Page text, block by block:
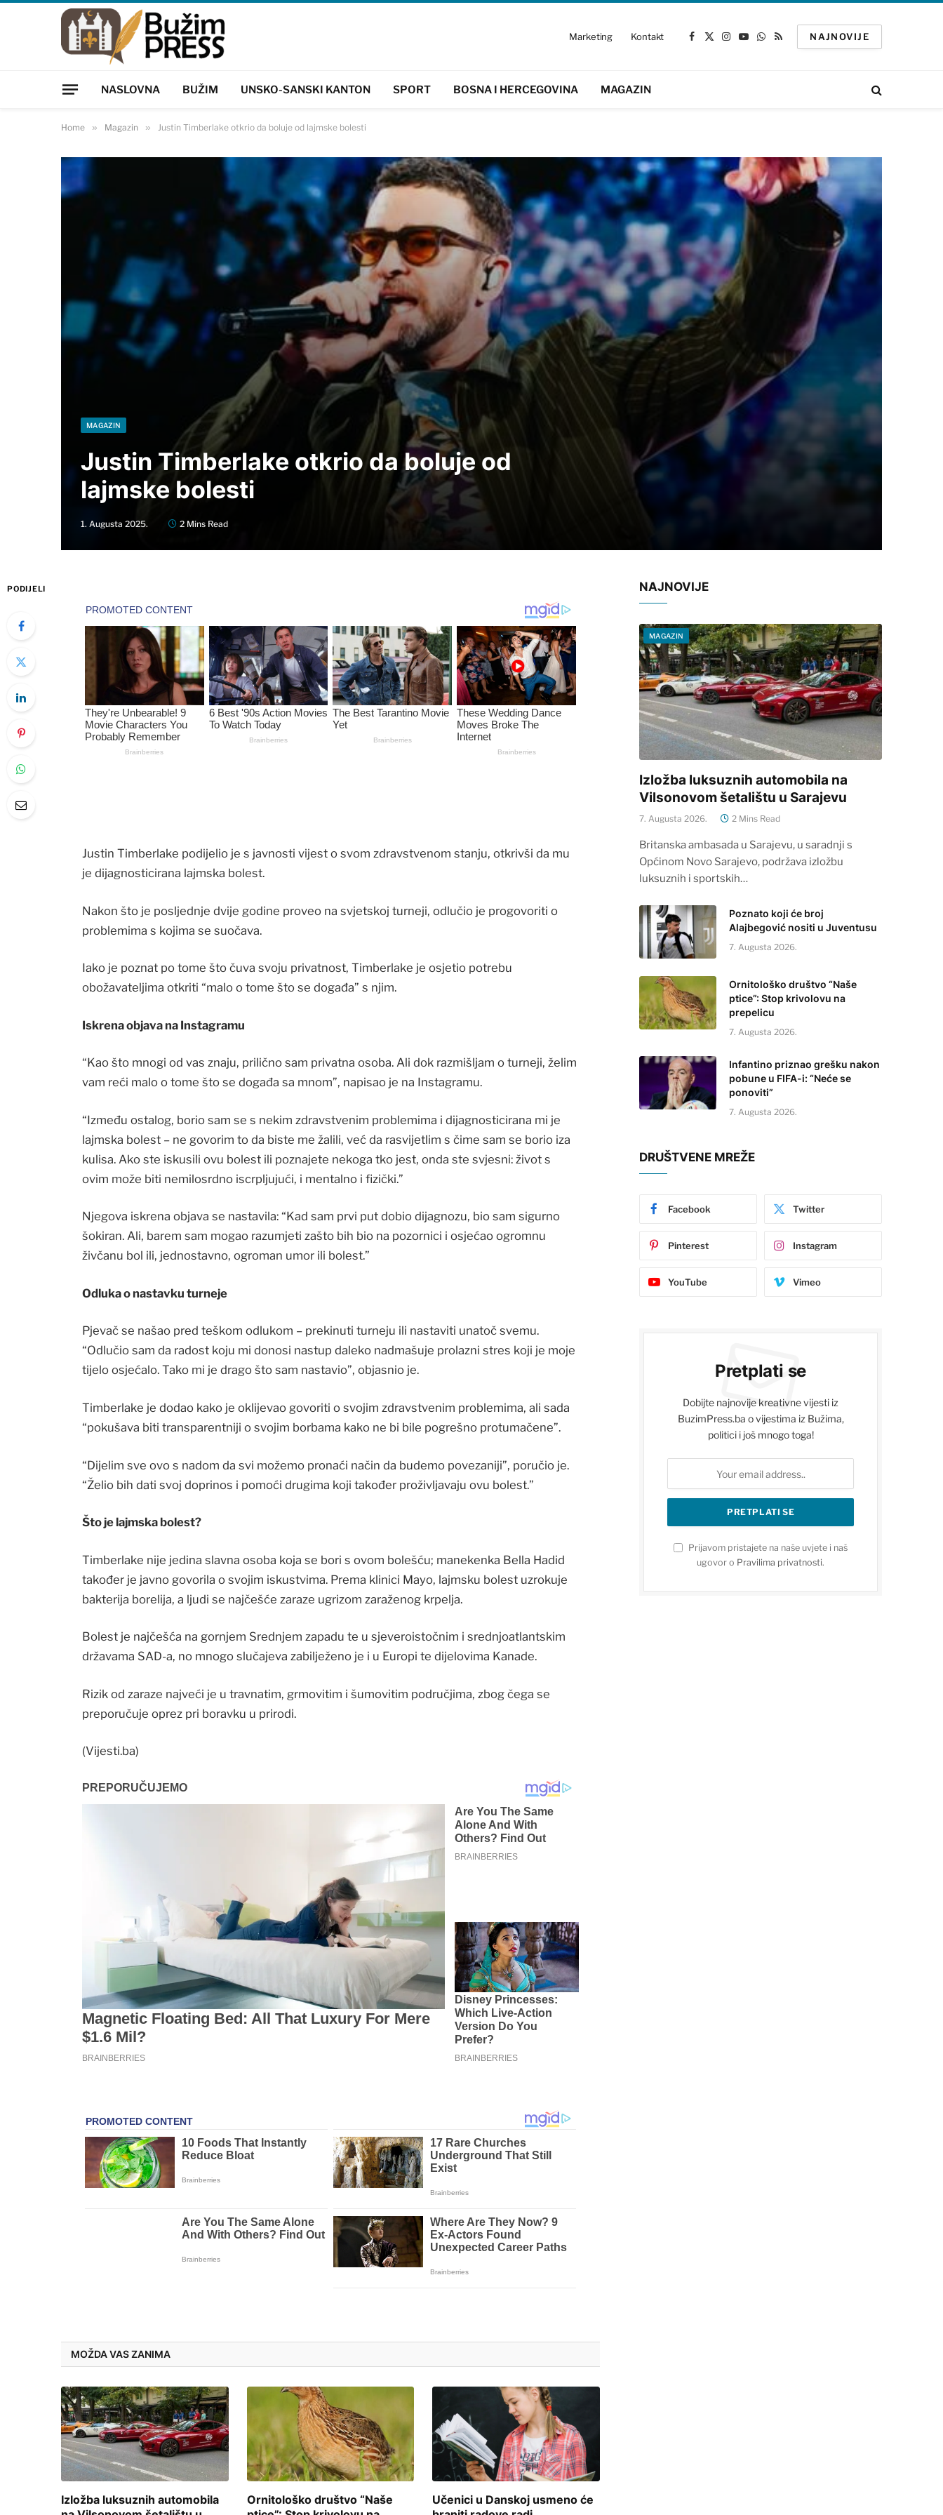
Marketing Kontakt
Facebook
X
Instagram
YouTube
WhatsApp
RSS
NAJNOVIJE
NASLOVNA BUŽIM UNSKO-SANSKI KANTON SPORT BOSNA I HERCEGOVINA MAGAZIN
Home » Magazin » Justin Timberlake otkrio da boluje od lajmske bolesti
MAGAZIN
Justin Timberlake otkrio da boluje od
lajmske bolesti
1. Augusta 2025. 2 Mins Read
PODIJELI
Justin Timberlake podijelio je s javnosti vijest o svom zdravstvenom stanju, otkrivši da mu
je dijagnosticirana lajmska bolest.
Nakon što je posljednje dvije godine proveo na svjetskoj turneji, odlučio je progovoriti o
problemima s kojima se suočava.
Iako je poznat po tome što čuva svoju privatnost, Timberlake je osjetio potrebu
obožavateljima otkriti “malo o tome što se događa” s njim.
Iskrena objava na Instagramu
“Kao što mnogi od vas znaju, prilično sam privatna osoba. Ali dok razmišljam o turneji, želim
vam reći malo o tome što se događa sa mnom”, napisao je na Instagramu.
“Između ostalog, borio sam se s nekim zdravstvenim problemima i dijagnosticirana mi je
lajmska bolest – ne govorim to da biste me žalili, već da rasvijetlim s čime sam se borio iza
kulisa. Ako ste iskusili ovu bolest ili poznajete nekoga tko jest, onda ste svjesni: život s
ovim može biti nemilosrdno iscrpljujući, i mentalno i fizički.”
Njegova iskrena objava se nastavila: “Kad sam prvi put dobio dijagnozu, bio sam sigurno
šokiran. Ali, barem sam mogao razumjeti zašto bih bio na pozornici i osjećao ogromnu
živčanu bol ili, jednostavno, ogroman umor ili bolest.”
Odluka o nastavku turneje
Pjevač se našao pred teškom odlukom – prekinuti turneju ili nastaviti unatoč svemu.
“Odlučio sam da radost koju mi donosi nastup daleko nadmašuje prolazni stres koji je moje
tijelo osjećalo. Tako mi je drago što sam nastavio”, objasnio je.
Timberlake je dodao kako je oklijevao govoriti o svojim zdravstvenim problemima, ali sada
“pokušava biti transparentniji o svojim borbama kako ne bi bile pogrešno protumačene”.
“Dijelim sve ovo s nadom da svi možemo pronaći način da budemo povezaniji”, poručio je.
“Želio bih dati svoj doprinos i pomoći drugima koji također proživljavaju ovu bolest.”
Što je lajmska bolest?
Timberlake nije jedina slavna osoba koja se bori s ovom bolešću; manekenka Bella Hadid
također je javno govorila o svojim iskustvima. Prema klinici Mayo, lajmsku bolest uzrokuje
bakterija borelija, a ljudi se najčešće zaraze ugrizom zaraženog krpelja.
Bolest je najčešća na gornjem Srednjem zapadu te u sjeveroistočnim i srednjoatlantskim
državama SAD-a, no mnogo slučajeva zabilježeno je i u Europi te dijelovima Kanade.
Rizik od zaraze najveći je u travnatim, grmovitim i šumovitim područjima, zbog čega se
preporučuje oprez pri boravku u prirodi.
(Vijesti.ba)
MOŽDA VAS ZANIMA
Izložba luksuznih automobila
Ornitološko društvo “Naše
Učenici u Danskoj usmeno će
NAJNOVIJE
MAGAZIN
Izložba luksuznih automobila na
Vilsonovom šetalištu u Sarajevu
7. Augusta 2026. 2 Mins Read
Britanska ambasada u Sarajevu, u saradnji s
Općinom Novo Sarajevo, podržava izložbu
luksuznih i sportskih…
Poznato koji će broj
Alajbegović nositi u Juventusu
7. Augusta 2026.
Ornitološko društvo “Naše
ptice”: Stop krivolovu na
prepelicu
7. Augusta 2026.
Infantino priznao grešku nakon
pobune u FIFA-i: “Neće se
ponoviti”
7. Augusta 2026.
DRUŠTVENE MREŽE
Facebook Twitter
Pinterest Instagram
YouTube Vimeo
Pretplati se
Dobijte najnovije kreativne vijesti iz
BuzimPress.ba o vijestima iz Bužima,
politici i još mnogo toga!
Prijavom pristajete na naše uvjete i naš
ugovor o Pravilima privatnosti.